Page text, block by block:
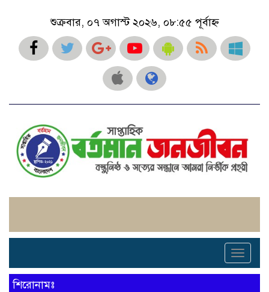
শুক্রবার, ০৭ অগাস্ট ২০২৬, ০৮:৫৫ পূর্বাহ্ন
Toggle
শিরোনামঃ